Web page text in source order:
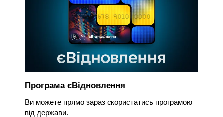
Програма єВідновлення
Ви можете прямо зараз скористатись програмою
від держави.